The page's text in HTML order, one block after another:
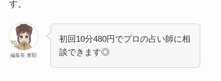
す。
編集長 摩耶
初回10分480円でプロの占い師に相
談できます◎